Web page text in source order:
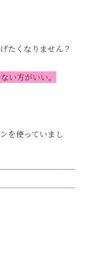
たくなりません？
い方がいい。
を使っていまし